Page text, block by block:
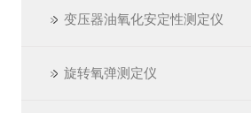
变压器油氧化安定性测定仪
旋转氧弹测定仪